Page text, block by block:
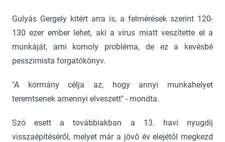
Gulyás Gergely kitért arra is, a felmérések szerint 120-
130 ezer ember lehet, aki a vírus miatt veszítette el a
munkáját, ami komoly probléma, de ez a kevésbé
pesszimista forgatókönyv.
"A kormány célja az, hogy annyi munkahelyet
teremtsenek amennyi elveszett" - mondta.
Szó esett a továbbiakban a 13. havi nyugdíj
visszaépítéséről, melyet már a jövő év elejétől megkezd